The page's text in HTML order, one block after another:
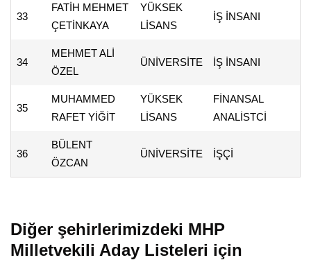
33
FATİH MEHMET
ÇETİNKAYA
YÜKSEK
LİSANS
İŞ İNSANI
34
MEHMET ALİ
ÖZEL
ÜNİVERSİTE İŞ İNSANI
35
MUHAMMED
RAFET YİĞİT
YÜKSEK
LİSANS
FİNANSAL
ANALİSTCİ
36
BÜLENT
ÖZCAN
ÜNİVERSİTE İŞÇİ
Diğer şehirlerimizdeki MHP
Milletvekili Aday Listeleri için